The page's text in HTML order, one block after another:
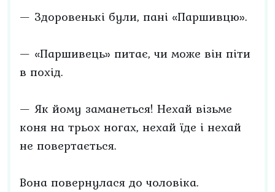
— Здоровенькі були, пані «Паршивцю».
— «Паршивець» питає, чи може він піти
в похід.
— Як йому заманеться! Нехай візьме
коня на трьох ногах, нехай їде і нехай
не повертається.
Вона повернулася до чоловіка.